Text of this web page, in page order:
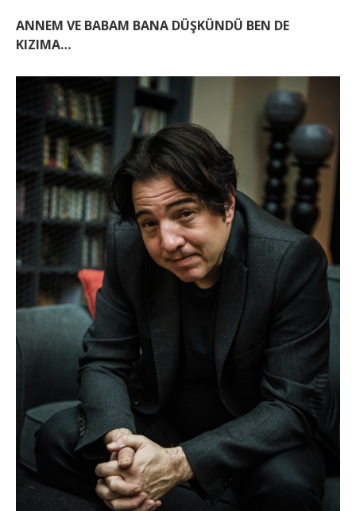
ANNEM VE BABAM BANA DÜŞKÜNDÜ BEN DE
KIZIMA…